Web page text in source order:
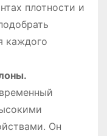
плотности и
каждого
Он